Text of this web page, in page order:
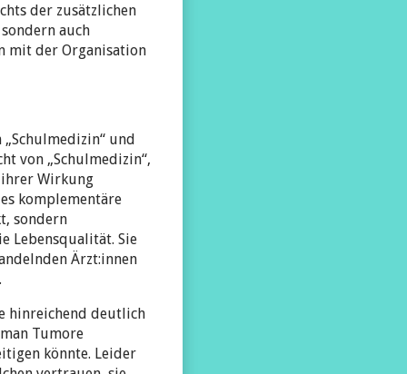
der zusätzlichen
auch
mit der Organisation
und
von „Schulmedizin“,
ihrer Wirkung
komplementäre
sondern
Lebensqualität. Sie
Ärzt:innen
hinreichend deutlich
Tumore
könnte. Leider